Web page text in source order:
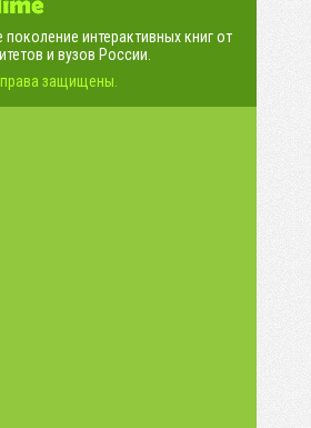
интерактивных книг от
и вузов России.
защищены.